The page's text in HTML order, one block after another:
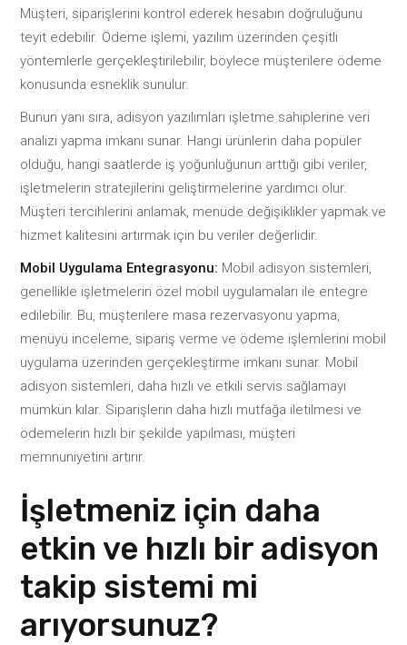
Müşteri, siparişlerini kontrol ederek hesabın doğruluğunu
teyit edebilir. Ödeme işlemi, yazılım üzerinden çeşitli
yöntemlerle gerçekleştirilebilir, böylece müşterilere ödeme
konusunda esneklik sunulur.
Bunun yanı sıra, adisyon yazılımları işletme sahiplerine veri
analizi yapma imkanı sunar. Hangi ürünlerin daha popüler
olduğu, hangi saatlerde iş yoğunluğunun arttığı gibi veriler,
işletmelerin stratejilerini geliştirmelerine yardımcı olur.
Müşteri tercihlerini anlamak, menüde değişiklikler yapmak ve
hizmet kalitesini artırmak için bu veriler değerlidir.
Mobil Uygulama Entegrasyonu: Mobil adisyon sistemleri,
genellikle işletmelerin özel mobil uygulamaları ile entegre
edilebilir. Bu, müşterilere masa rezervasyonu yapma,
menüyü inceleme, sipariş verme ve ödeme işlemlerini mobil
uygulama üzerinden gerçekleştirme imkanı sunar. Mobil
adisyon sistemleri, daha hızlı ve etkili servis sağlamayı
mümkün kılar. Siparişlerin daha hızlı mutfağa iletilmesi ve
ödemelerin hızlı bir şekilde yapılması, müşteri
memnuniyetini artırır.
İşletmeniz için daha
etkin ve hızlı bir adisyon
takip sistemi mi
arıyorsunuz?